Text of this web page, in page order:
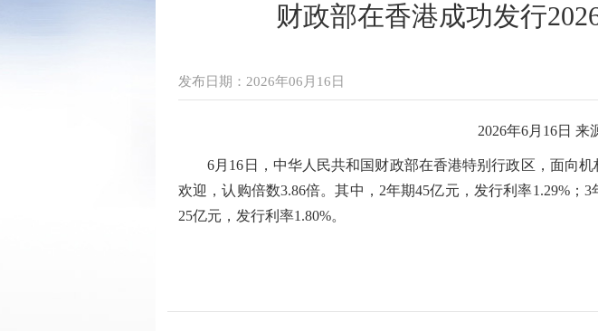
财政部在香港成功发行
发布日期：2026年06月16日
2026年6月16日
6月16日，中华人民共和国财政部在香港特别行政区，面向机
欢迎，认购倍数3.86倍。其中，2年期45亿元，发行利率1.29%；
25亿元，发行利率1.80%。